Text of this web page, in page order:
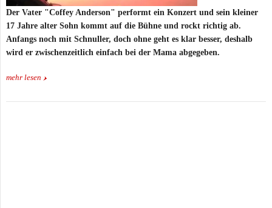
Der Vater "Coffey Anderson" performt ein Konzert und sein kleiner
17 Jahre alter Sohn kommt auf die Bühne und rockt richtig ab.
Anfangs noch mit Schnuller, doch ohne geht es klar besser, deshalb
wird er zwischenzeitlich einfach bei der Mama abgegeben.
mehr lesen